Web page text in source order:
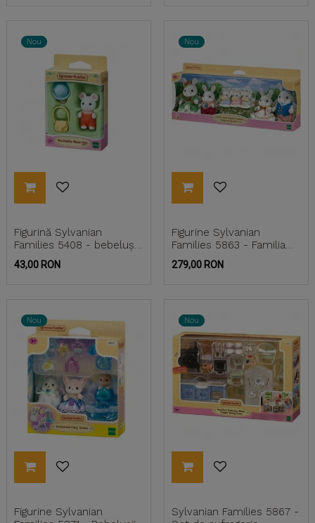
Nou
Figurină Sylvanian
Families 5408 - bebeluș
soricel Marshmallow
Pret
43,00 RON
Nou
Figurine Sylvanian
Families 5863 - Familia
iepurasilor Cottontail -...
Pret
279,00 RON
Nou
Figurine Sylvanian
Nou
Sylvanian Families 5867 -